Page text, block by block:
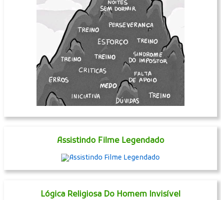
Assistindo Filme Legendado
Lógica Religiosa Do Homem Invisível